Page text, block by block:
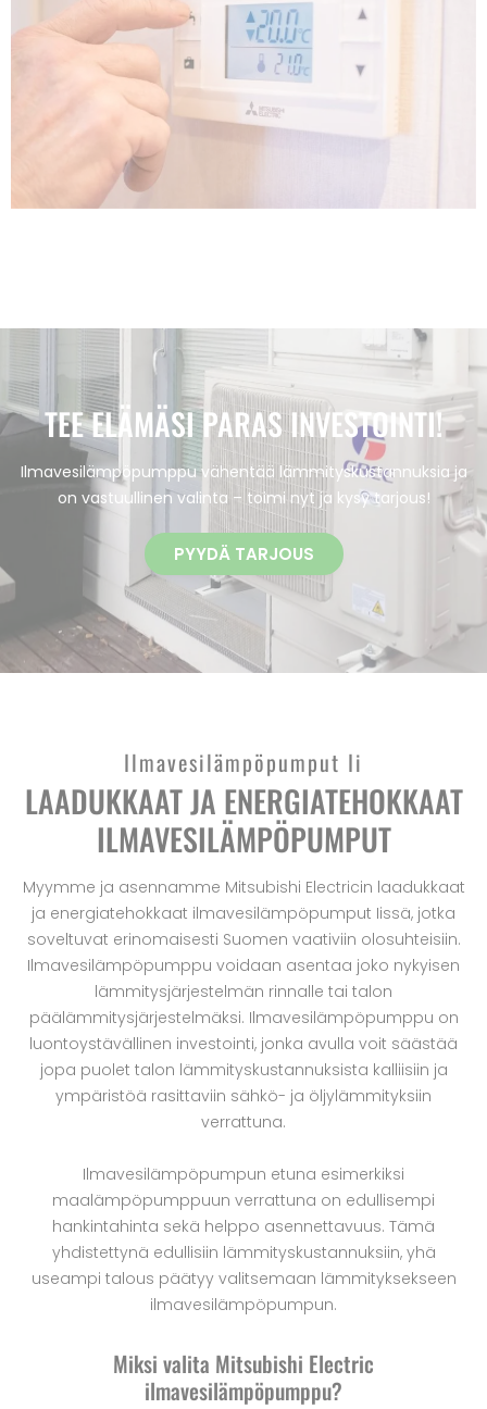
TEE ELÄMÄSI PARAS INVESTOINTI!
Ilmavesilämpöpumppu vähentää lämmityskustannuksia ja
on vastuullinen valinta – toimi nyt ja kysy tarjous!
PYYDÄ TARJOUS
Ilmavesilämpöpumput Ii
LAADUKKAAT JA ENERGIATEHOKKAAT
ILMAVESILÄMPÖPUMPUT
Myymme ja asennamme Mitsubishi Electricin laadukkaat
ja energiatehokkaat ilmavesilämpöpumput Iissä, jotka
soveltuvat erinomaisesti Suomen vaativiin olosuhteisiin.
Ilmavesilämpöpumppu voidaan asentaa joko nykyisen
lämmitysjärjestelmän rinnalle tai talon
päälämmitysjärjestelmäksi. Ilmavesilämpöpumppu on
luontoystävällinen investointi, jonka avulla voit säästää
jopa puolet talon lämmityskustannuksista kalliisiin ja
ympäristöä rasittaviin sähkö- ja öljylämmityksiin
verrattuna.
Ilmavesilämpöpumpun etuna esimerkiksi
maalämpöpumppuun verrattuna on edullisempi
hankintahinta sekä helppo asennettavuus. Tämä
yhdistettynä edullisiin lämmityskustannuksiin, yhä
useampi talous päätyy valitsemaan lämmityksekseen
ilmavesilämpöpumpun.
Miksi valita Mitsubishi Electric
ilmavesilämpöpumppu?